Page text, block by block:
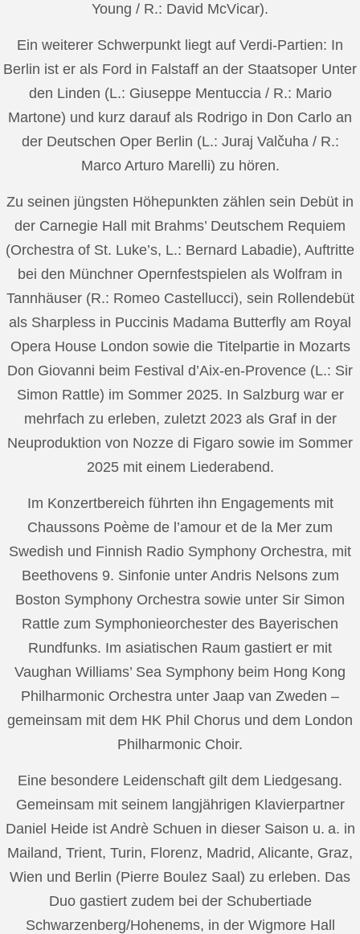
Young / R.: David McVicar).
Ein weiterer Schwerpunkt liegt auf Verdi-Partien: In
Berlin ist er als Ford in Falstaff an der Staatsoper Unter
den Linden (L.: Giuseppe Mentuccia / R.: Mario
Martone) und kurz darauf als Rodrigo in Don Carlo an
der Deutschen Oper Berlin (L.: Juraj Valčuha / R.:
Marco Arturo Marelli) zu hören.
Zu seinen jüngsten Höhepunkten zählen sein Debüt in
der Carnegie Hall mit Brahms’ Deutschem Requiem
(Orchestra of St. Luke’s, L.: Bernard Labadie), Auftritte
bei den Münchner Opernfestspielen als Wolfram in
Tannhäuser (R.: Romeo Castellucci), sein Rollendebüt
als Sharpless in Puccinis Madama Butterfly am Royal
Opera House London sowie die Titelpartie in Mozarts
Don Giovanni beim Festival d’Aix-en-Provence (L.: Sir
Simon Rattle) im Sommer 2025. In Salzburg war er
mehrfach zu erleben, zuletzt 2023 als Graf in der
Neuproduktion von Nozze di Figaro sowie im Sommer
2025 mit einem Liederabend.
Im Konzertbereich führten ihn Engagements mit
Chaussons Poème de l’amour et de la Mer zum
Swedish und Finnish Radio Symphony Orchestra, mit
Beethovens 9. Sinfonie unter Andris Nelsons zum
Boston Symphony Orchestra sowie unter Sir Simon
Rattle zum Symphonieorchester des Bayerischen
Rundfunks. Im asiatischen Raum gastiert er mit
Vaughan Williams’ Sea Symphony beim Hong Kong
Philharmonic Orchestra unter Jaap van Zweden –
gemeinsam mit dem HK Phil Chorus und dem London
Philharmonic Choir.
Eine besondere Leidenschaft gilt dem Liedgesang.
Gemeinsam mit seinem langjährigen Klavierpartner
Daniel Heide ist Andrè Schuen in dieser Saison u. a. in
Mailand, Trient, Turin, Florenz, Madrid, Alicante, Graz,
Wien und Berlin (Pierre Boulez Saal) zu erleben. Das
Duo gastiert zudem bei der Schubertiade
Schwarzenberg/Hohenems, in der Wigmore Hall